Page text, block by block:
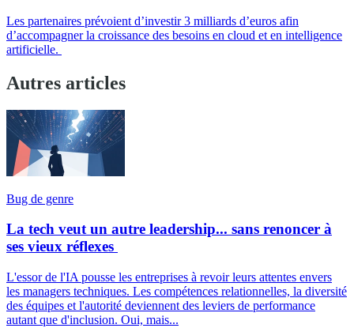
Les partenaires prévoient d’investir 3 milliards d’euros afin
d’accompagner la croissance des besoins en cloud et en intelligence
artificielle.
Autres articles
Bug de genre
La tech veut un autre leadership... sans renoncer à
ses vieux réflexes
L'essor de l'IA pousse les entreprises à revoir leurs attentes envers
les managers techniques. Les compétences relationnelles, la diversité
des équipes et l'autorité deviennent des leviers de performance
autant que d'inclusion. Oui, mais...